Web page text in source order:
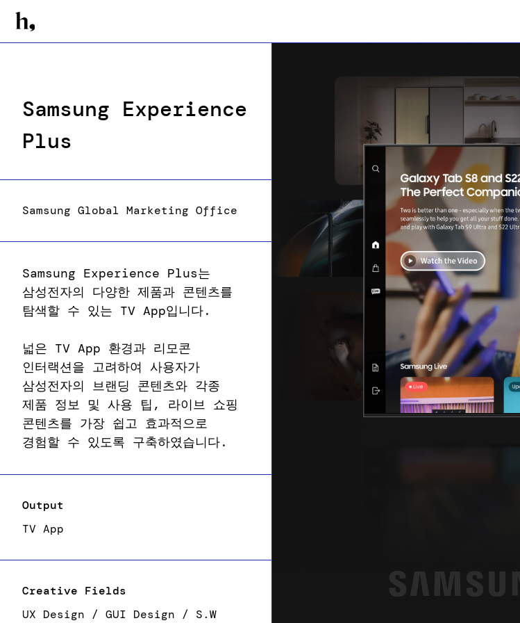
Samsung Experience
Plus
Samsung Global Marketing Office
Samsung Experience Plus는
삼성전자의 다양한 제품과 콘텐츠를
탐색할 수 있는 TV App입니다.
넓은 TV App 환경과 리모콘
인터랙션을 고려하여 사용자가
삼성전자의 브랜딩 콘텐츠와 각종
제품 정보 및 사용 팁, 라이브 쇼핑
콘텐츠를 가장 쉽고 효과적으로
경험할 수 있도록 구축하였습니다.
Output
TV App
Creative Fields
UX Design / GUI Design / S.W